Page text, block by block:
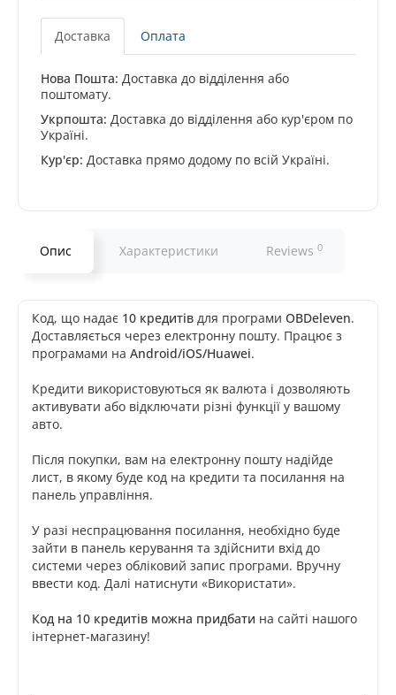
Доставка Оплата
Нова Пошта: Доставка до відділення або
поштомату.
Укрпошта: Доставка до відділення або кур'єром по
Україні.
Кур'єр: Доставка прямо додому по всій Україні.
Опис Характеристики Reviews 0
Код, що надає 10 кредитів для програми OBDeleven.
Доставляється через електронну пошту. Працює з
програмами на Android/iOS/Huawei.
Кредити використовуються як валюта і дозволяють
активувати або відключати різні функції у вашому
авто.
Після покупки, вам на електронну пошту надійде
лист, в якому буде код на кредити та посилання на
панель управління.
У разі неспрацювання посилання, необхідно буде
зайти в панель керування та здійснити вхід до
системи через обліковий запис програми. Вручну
ввести код. Далі натиснути «Використати».
Код на 10 кредитів можна придбати на сайті нашого
інтернет-магазину!